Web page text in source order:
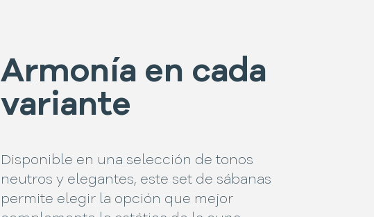
Armonía en cada
variante
Disponible en una selección de tonos
neutros y elegantes, este set de sábanas
permite elegir la opción que mejor